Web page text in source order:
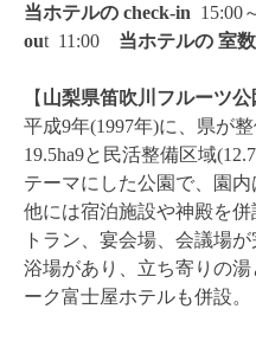
当ホテルの check-in 15:00
out 11:00 当ホテルの 室数
【 山梨県笛吹川フルーツ公
平成9年(1997年)に、県が
19.5ha9と民活整備区域
テーマにした公園で、園内
他には宿泊施設や神殿を
トラン、宴会場、会議場
浴場があり、立ち寄りの
ーク富士屋ホテルも併設。